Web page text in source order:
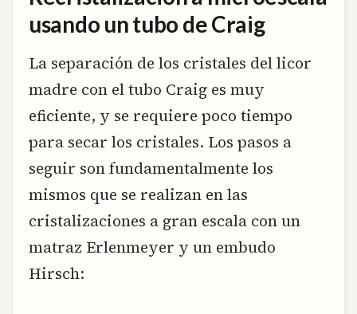
usando un tubo de Craig
La separación de los cristales del licor
madre con el tubo Craig es muy
eficiente, y se requiere poco tiempo
para secar los cristales. Los pasos a
seguir son fundamentalmente los
mismos que se realizan en las
cristalizaciones a gran escala con un
matraz Erlenmeyer y un embudo
Hirsch: